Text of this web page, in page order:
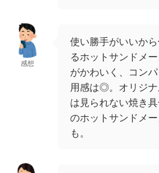
感想
使い勝手がいいか
るホットサンドメ
がかわいく、コン
用感は◎。オリジ
は見られない焼き
のホットサンドメ
も。